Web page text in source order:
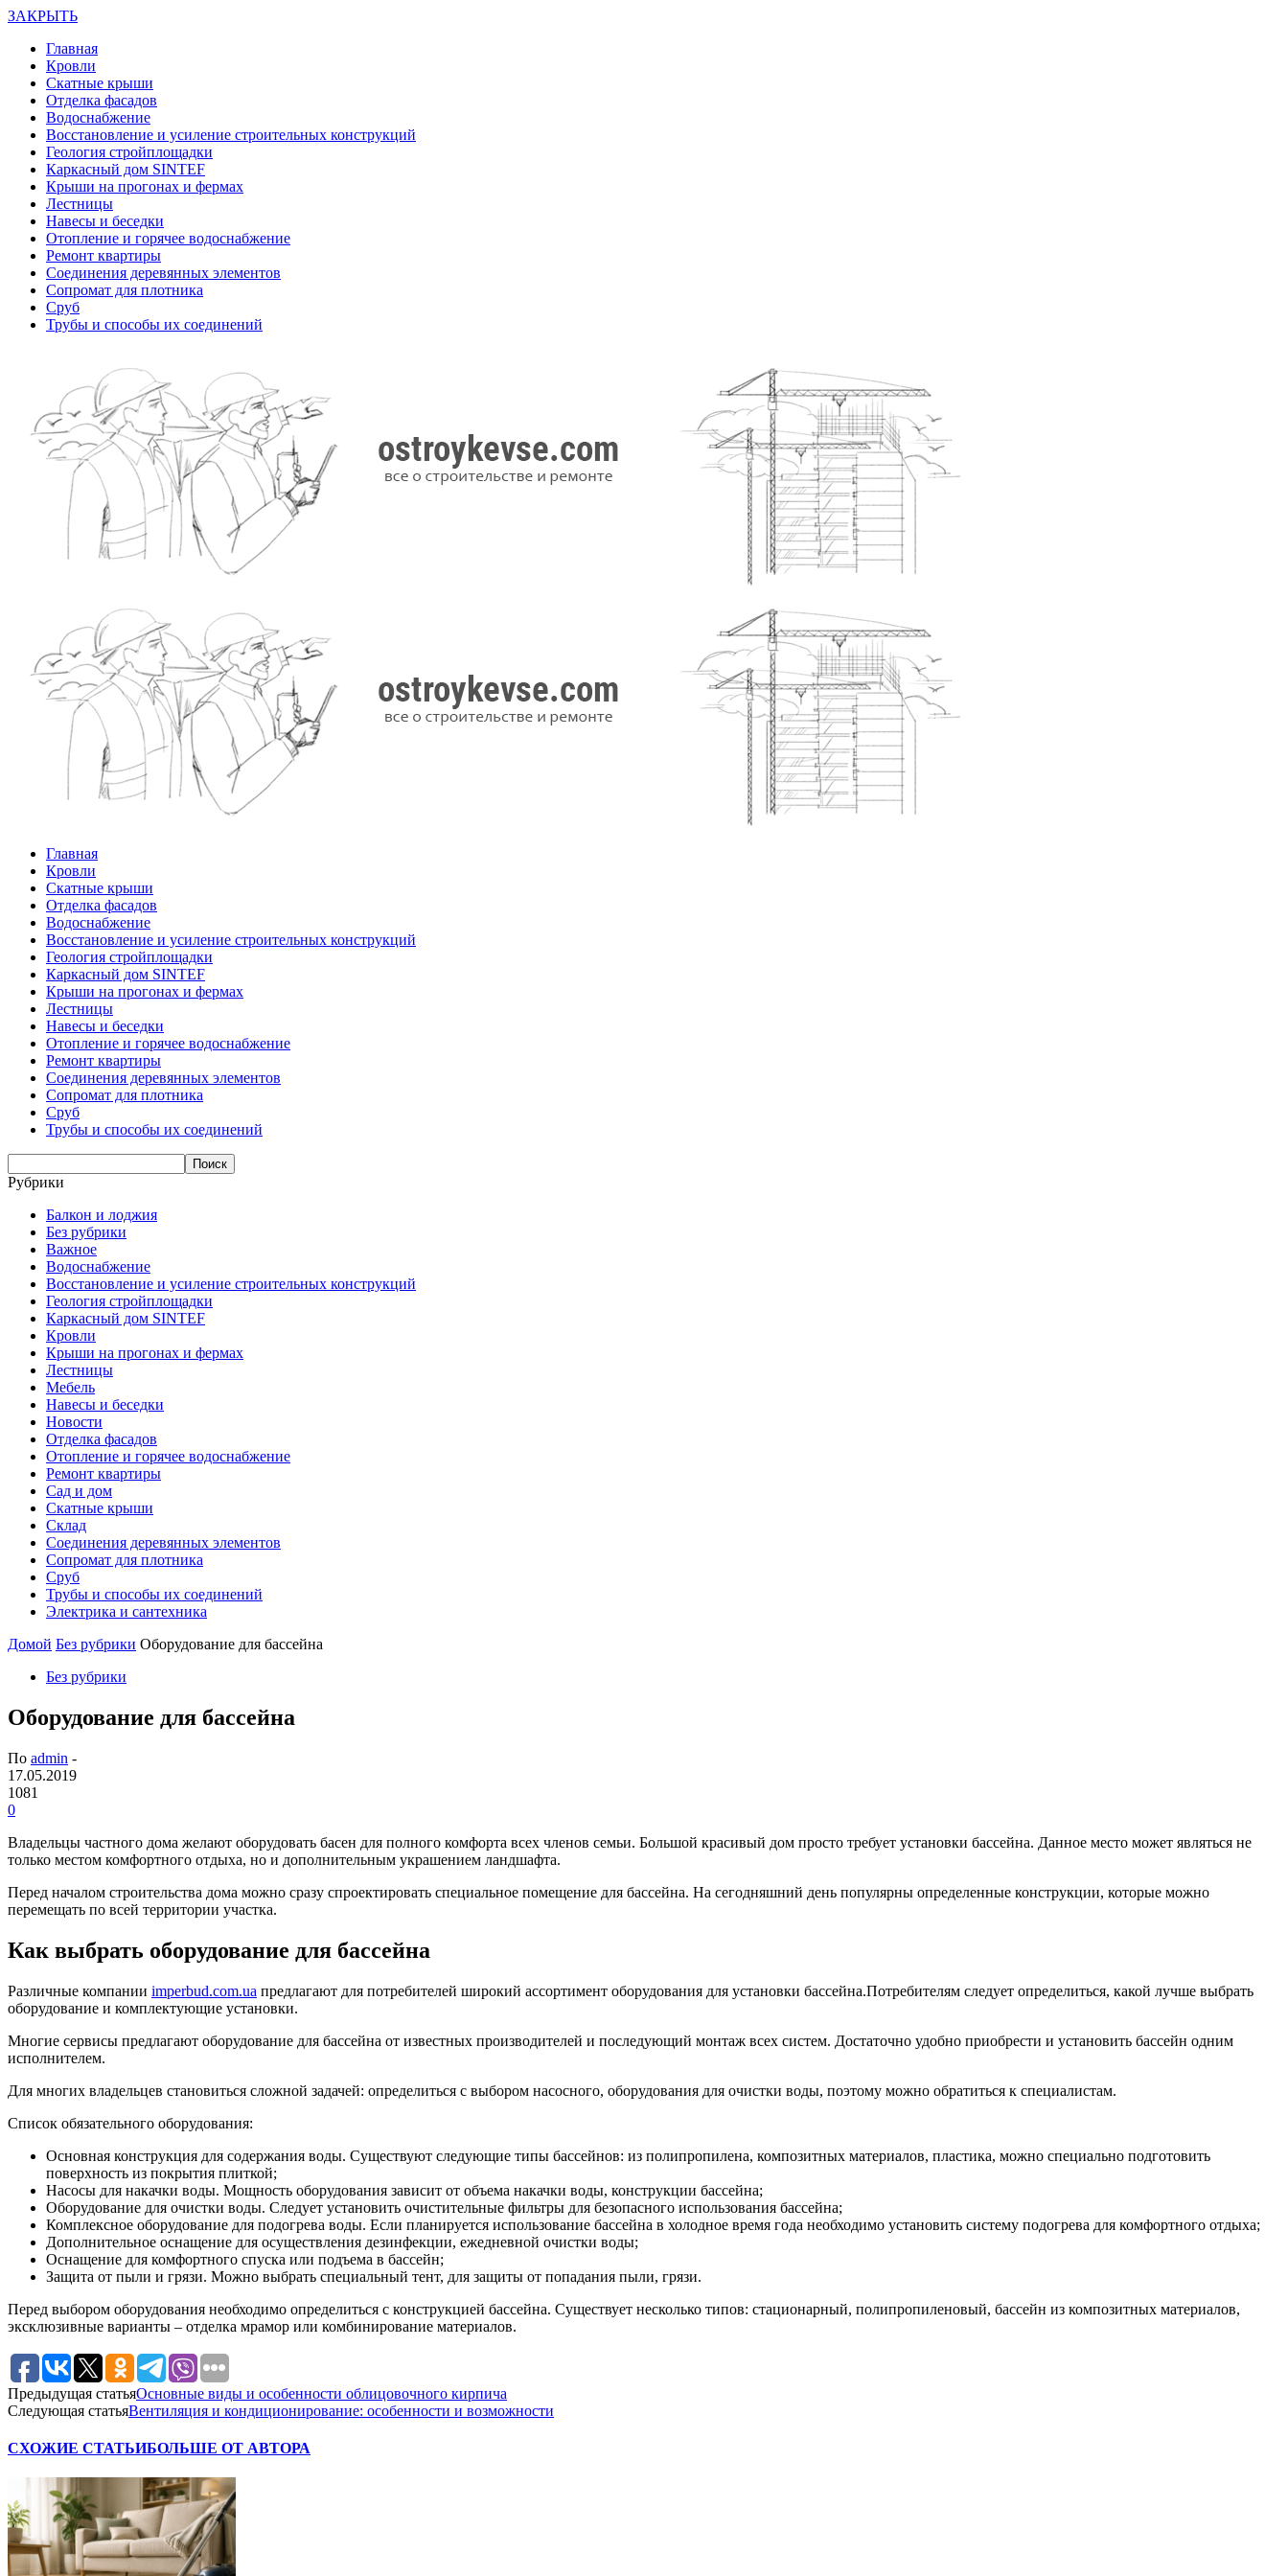
ЗАКРЫТЬ
Главная
Кровли
Скатные крыши
Отделка фасадов
Водоснабжение
Восстановление и усиление строительных конструкций
Геология стройплощадки
Каркасный дом SINTEF
Крыши на прогонах и фермах
Лестницы
Навесы и беседки
Отопление и горячее водоснабжение
Ремонт квартиры
Соединения деревянных элементов
Сопромат для плотника
Сруб
Трубы и способы их соединений
Главная
Кровли
Скатные крыши
Отделка фасадов
Водоснабжение
Восстановление и усиление строительных конструкций
Геология стройплощадки
Каркасный дом SINTEF
Крыши на прогонах и фермах
Лестницы
Навесы и беседки
Отопление и горячее водоснабжение
Ремонт квартиры
Соединения деревянных элементов
Сопромат для плотника
Сруб
Трубы и способы их соединений
Рубрики
Балкон и лоджия
Без рубрики
Важное
Водоснабжение
Восстановление и усиление строительных конструкций
Геология стройплощадки
Каркасный дом SINTEF
Кровли
Крыши на прогонах и фермах
Лестницы
Мебель
Навесы и беседки
Новости
Отделка фасадов
Отопление и горячее водоснабжение
Ремонт квартиры
Сад и дом
Скатные крыши
Склад
Соединения деревянных элементов
Сопромат для плотника
Сруб
Трубы и способы их соединений
Электрика и сантехника
Домой Без рубрики Оборудование для бассейна
Без рубрики
Оборудование для бассейна
По admin -
17.05.2019
1081
0
Владельцы частного дома желают оборудовать басен для полного комфорта всех членов семьи. Большой красивый дом просто требует установки бассейна. Данное место может являться не
только местом комфортного отдыха, но и дополнительным украшением ландшафта.
Перед началом строительства дома можно сразу спроектировать специальное помещение для бассейна. На сегодняшний день популярны определенные конструкции, которые можно
перемещать по всей территории участка.
Как выбрать оборудование для бассейна
Различные компании imperbud.com.ua предлагают для потребителей широкий ассортимент оборудования для установки бассейна.Потребителям следует определиться, какой лучше выбрать
оборудование и комплектующие установки.
Многие сервисы предлагают оборудование для бассейна от известных производителей и последующий монтаж всех систем. Достаточно удобно приобрести и установить бассейн одним
исполнителем.
Для многих владельцев становиться сложной задачей: определиться с выбором насосного, оборудования для очистки воды, поэтому можно обратиться к специалистам.
Список обязательного оборудования:
Основная конструкция для содержания воды. Существуют следующие типы бассейнов: из полипропилена, композитных материалов, пластика, можно специально подготовить
поверхность из покрытия плиткой;
Насосы для накачки воды. Мощность оборудования зависит от объема накачки воды, конструкции бассейна;
Оборудование для очистки воды. Следует установить очистительные фильтры для безопасного использования бассейна;
Комплексное оборудование для подогрева воды. Если планируется использование бассейна в холодное время года необходимо установить систему подогрева для комфортного отдыха;
Дополнительное оснащение для осуществления дезинфекции, ежедневной очистки воды;
Оснащение для комфортного спуска или подъема в бассейн;
Защита от пыли и грязи. Можно выбрать специальный тент, для защиты от попадания пыли, грязи.
Перед выбором оборудования необходимо определиться с конструкцией бассейна. Существует несколько типов: стационарный, полипропиленовый, бассейн из композитных материалов,
эксклюзивные варианты – отделка мрамор или комбинирование материалов.
Предыдущая статьяОсновные виды и особенности облицовочного кирпича
Следующая статьяВентиляция и кондиционирование: особенности и возможности
СХОЖИЕ СТАТЬИБОЛЬШЕ ОТ АВТОРА